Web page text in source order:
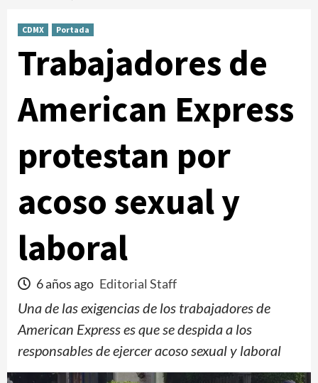
CDMX Portada
Trabajadores de
American Express
protestan por
acoso sexual y
laboral
6 años ago Editorial Staff
Una de las exigencias de los trabajadores de
American Express es que se despida a los
responsables de ejercer acoso sexual y laboral